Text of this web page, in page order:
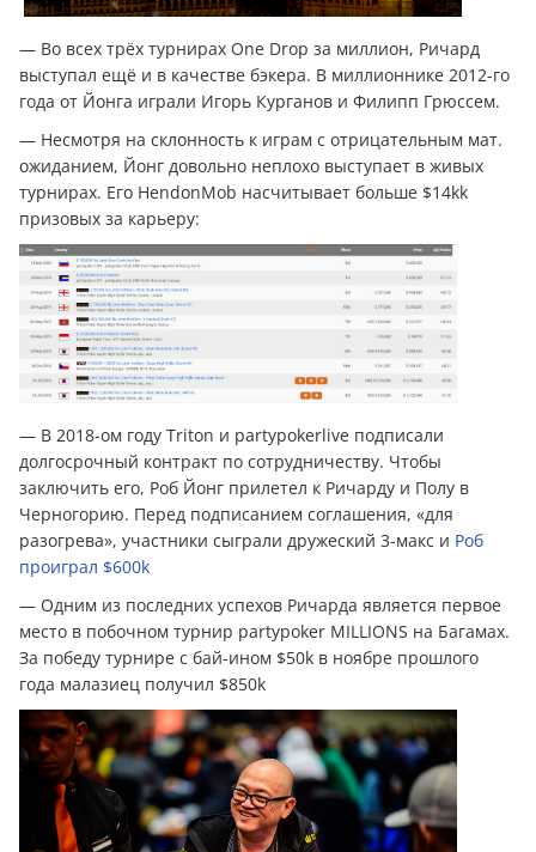
— Во всех трёх турнирах One Drop за миллион, Ричард
выступал ещё и в качестве бэкера. В миллионнике 2012-го
года от Йонга играли Игорь Курганов и Филипп Грюссем.
— Несмотря на склонность к играм с отрицательным мат.
ожиданием, Йонг довольно неплохо выступает в живых
турнирах. Его HendonMob насчитывает больше $14kk
призовых за карьеру:
— В 2018-ом году Triton и partypokerlive подписали
долгосрочный контракт по сотрудничеству. Чтобы
заключить его, Роб Йонг прилетел к Ричарду и Полу в
Черногорию. Перед подписанием соглашения, «для
разогрева», участники сыграли дружеский 3-макс и Роб
проиграл $600k
— Одним из последних успехов Ричарда является первое
место в побочном турнир partypoker MILLIONS на Багамах.
За победу турнире с бай-ином $50k в ноябре прошлого
года малазиец получил $850k